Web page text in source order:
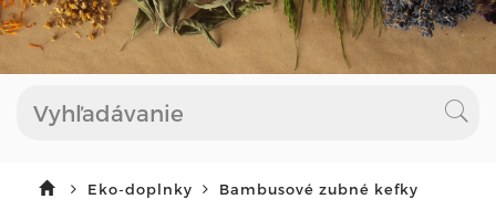
Eko-doplnky Bambusové zubné kefky